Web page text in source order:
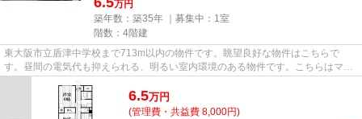
万円
築年数：築35年 ｜募集中： 1室
階数：4階建
東大阪市立盾津中学校まで713m以内の物件です。眺望良好な物件はこちらで
す。昼間の電気代も抑えられる、明るい室内環境のある物件です。こちらはマン
ションタイプになります。住都エ...
6.5万円
(管理費・共益費 8,000円)